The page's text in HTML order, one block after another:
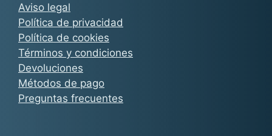
Aviso legal
Política de privacidad
Política de cookies
Términos y condiciones
Devoluciones
Métodos de pago
Preguntas frecuentes